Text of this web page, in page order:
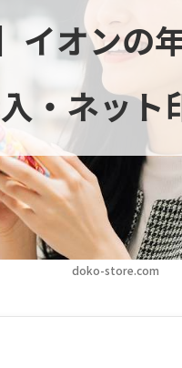
doko-store.com
イオンの
・ネット